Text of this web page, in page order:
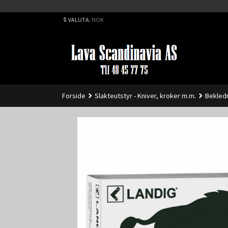
VALUTA: NOK
Forside Slakteutstyr - Kniver, kroker m.m.